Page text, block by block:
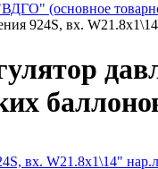
(основное
924S, вх.